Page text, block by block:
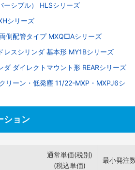
ーシブル） HLSシリーズ
シリーズ
側配管タイプ MXQ□Aシリーズ
レスシリンダ 基本形 MY1Bシリーズ
ダ ダイレクトマウント形 REARシリーズ
リーン・低発塵 11/22-MXP・MXPJ6シ
ション
通常単価(税別)
(税込単価)
最小発注